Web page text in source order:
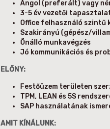
Angol (preferált) vagy
3-5 év vezetői
Office felhasználó szintű
Szakirányú (gépész/
Önálló munkavégzés
Jó kommunikációs és
ELŐNY:
Festőüzem területen
TPM, LEAN és 5S
SAP használatának
AMIT KÍNÁLUNK: